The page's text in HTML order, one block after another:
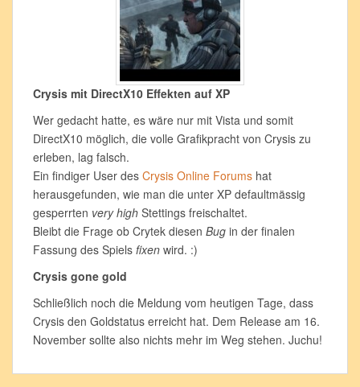
Crysis mit DirectX10 Effekten auf XP
Wer gedacht hatte, es wäre nur mit Vista und somit
DirectX10 möglich, die volle Grafikpracht von Crysis zu
erleben, lag falsch.
Ein findiger User des Crysis Online Forums hat
herausgefunden, wie man die unter XP defaultmässig
gesperrten very high Stettings freischaltet.
Bleibt die Frage ob Crytek diesen Bug in der finalen
Fassung des Spiels fixen wird. :)
Crysis gone gold
Schließlich noch die Meldung vom heutigen Tage, dass
Crysis den Goldstatus erreicht hat. Dem Release am 16.
November sollte also nichts mehr im Weg stehen. Juchu!